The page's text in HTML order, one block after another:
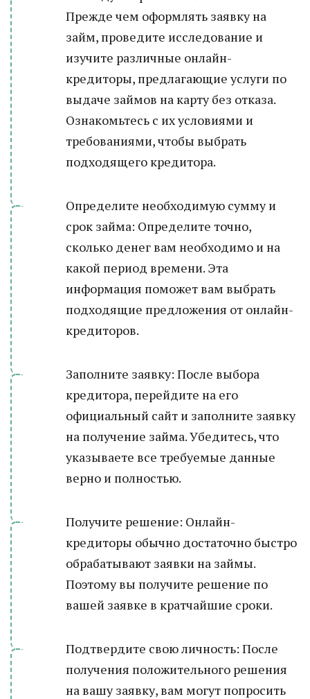
Прежде чем оформлять заявку на
займ, проведите исследование и
изучите различные онлайн-
кредиторы, предлагающие услуги по
выдаче займов на карту без отказа.
Ознакомьтесь с их условиями и
требованиями, чтобы выбрать
подходящего кредитора.
Определите необходимую сумму и
срок займа: Определите точно,
сколько денег вам необходимо и на
какой период времени. Эта
информация поможет вам выбрать
подходящие предложения от онлайн-
кредиторов.
Заполните заявку: После выбора
кредитора, перейдите на его
официальный сайт и заполните заявку
на получение займа. Убедитесь, что
указываете все требуемые данные
верно и полностью.
Получите решение: Онлайн-
кредиторы обычно достаточно быстро
обрабатывают заявки на займы.
Поэтому вы получите решение по
вашей заявке в кратчайшие сроки.
Подтвердите свою личность: После
получения положительного решения
на вашу заявку, вам могут попросить